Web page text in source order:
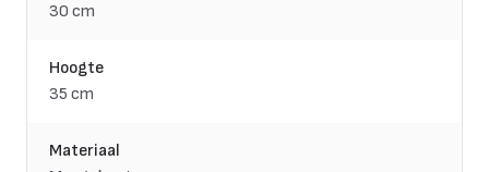
30 cm
Hoogte
35 cm
Materiaal